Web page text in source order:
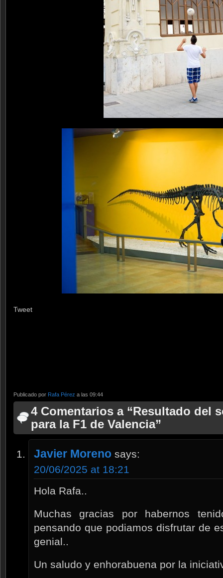
Tweet
Publicado por Rafa Pérez a las 09:44
4 Comentarios a “Resultado del
para la F1 de Valencia”
Javier Moreno says:
20/06/2025 at 18:21
Hola Rafa..
Muchas gracias por habernos
pensando que podiamos disfrutar de
genial..
Un saludo y enhorabuena por la